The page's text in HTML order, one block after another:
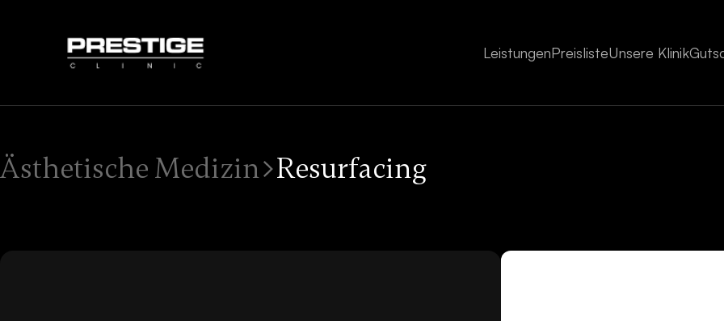
LeistungenPreislisteUnsere Klinik
Ästhetische Medizin Resurfacing